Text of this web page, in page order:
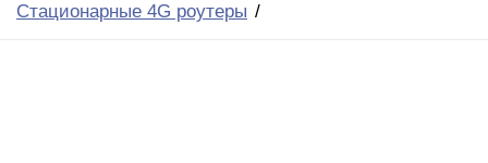
Стационарные 4G роутеры